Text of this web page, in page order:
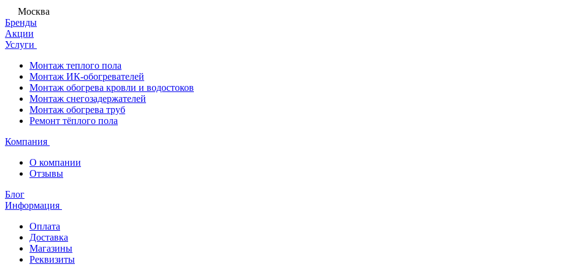
Москва
Бренды
Акции
Услуги
Монтаж теплого пола
Монтаж ИК-обогревателей
Монтаж обогрева кровли и водостоков
Монтаж снегозадержателей
Монтаж обогрева труб
Ремонт тёплого пола
Компания
О компании
Отзывы
Блог
Информация
Оплата
Доставка
Магазины
Реквизиты